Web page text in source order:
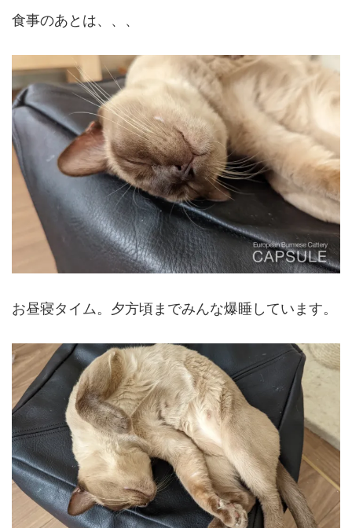
食事のあとは、、、
お昼寝タイム。夕方頃までみんな爆睡しています。